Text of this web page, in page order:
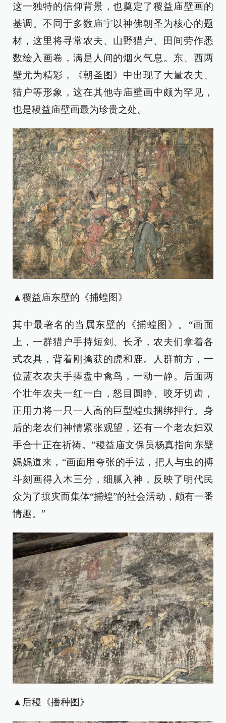
这一独特的信仰背景，也奠定了稷益庙壁画的
基调。不同于多数庙宇以神佛朝圣为核心的题
材，这里将寻常农夫、山野猎户、田间劳作悉
数绘入画卷，满是人间的烟火气息。东、西两
壁尤为精彩，《朝圣图》中出现了大量农夫、
猎户等形象，这在其他寺庙壁画中颇为罕见，
也是稷益庙壁画最为珍贵之处。
▲稷益庙东壁的《捕蝗图》
其中最著名的当属东壁的《捕蝗图》。“画面
上，一群猎户手持短剑、长矛，农夫们拿着各
式农具，背着刚擒获的虎和鹿。人群前方，一
位蓝衣农夫手捧盘中禽鸟，一动一静。后面两
个壮年农夫一红一白，怒目圆睁、咬牙切齿，
正用力将一只一人高的巨型蝗虫捆绑押行。身
后的老农们神情紧张观望，还有一个老农妇双
手合十正在祈祷。”稷益庙文保员杨真指向东壁
娓娓道来，“画面用夸张的手法，把人与虫的搏
斗刻画得入木三分，细腻入神，反映了明代民
众为了攘灾而集体“捕蝗”的社会活动，颇有一番
情趣。”
▲后稷《播种图》